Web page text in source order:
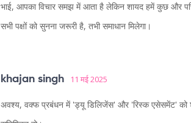
भाई, आपका विचार समझ में आता है लेकिन शायद हमें कुछ और
सभी पक्षों को सुनना जरूरी है, तभी समाधान मिलेगा।
khajan singh 11 मई 2025
अवश्य, वक्फ प्रबंधन में 'ड्यू डिलिजेंस' और 'रिस्क एसेसमेंट' को